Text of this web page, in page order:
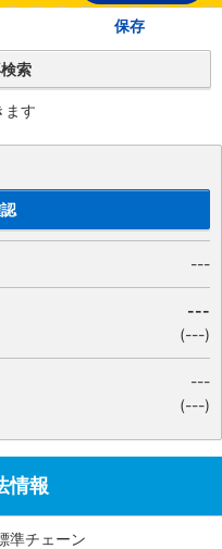
保存
索
ます
---
---
(---)
---
(---)
情報
準チェーン